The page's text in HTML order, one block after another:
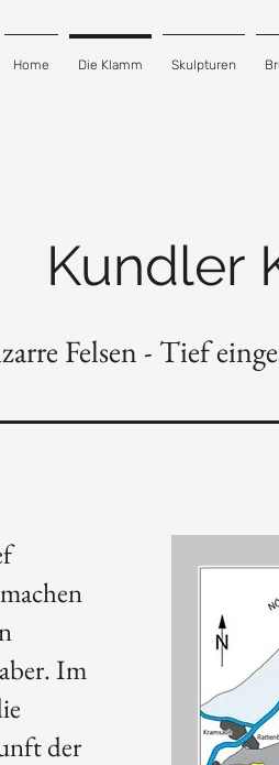
Home Die Klamm Skulpturen
Kundler
Felsen - Tief
Im
der